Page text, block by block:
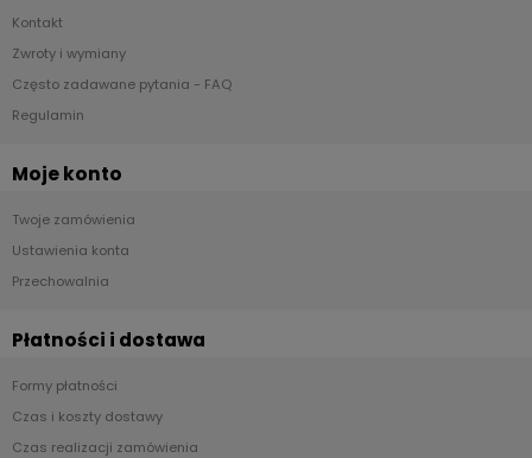
Kontakt
Zwroty i wymiany
Często zadawane pytania - FAQ
Regulamin
Moje konto
Twoje zamówienia
Ustawienia konta
Przechowalnia
Płatności i dostawa
Formy płatności
Czas i koszty dostawy
Czas realizacji zamówienia